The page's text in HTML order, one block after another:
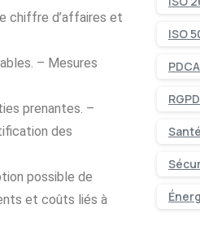
chiffre d’affaires et
– Mesures
prenantes. –
des
possible de
et coûts liés à
ISO
PDCA
RGPD